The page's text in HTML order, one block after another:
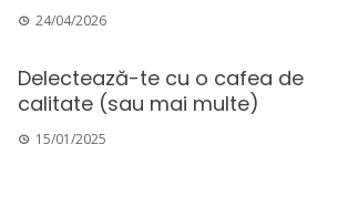
24/04/2026
Delectează-te cu o cafea de
calitate (sau mai multe)
15/01/2025